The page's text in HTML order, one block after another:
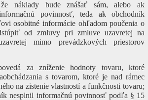
že náklady bude znášať sám, alebo ak
povinnosť, teda ak obchodník
osobitné informácie ohľadom poučenia o
od zmluvy pri zmluve uzavretej na
mimo prevádzkových priestorov
za zníženie hodnoty tovaru, ktoré
s tovarom, ktoré je nad rámec
na zistenie vlastností a funkčnosti tovaru;
nesplnil informačnú povinnosť podľa § 15